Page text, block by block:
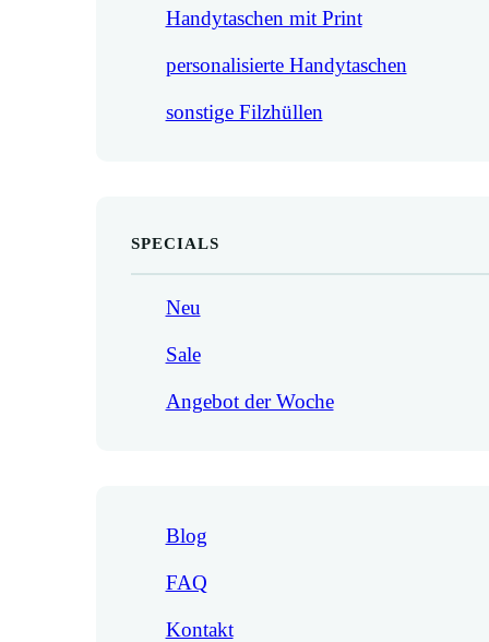
Handytaschen mit Print
personalisierte Handytaschen
sonstige Filzhüllen
SPECIALS
Neu
Sale
Angebot der Woche
Blog
FAQ
Kontakt